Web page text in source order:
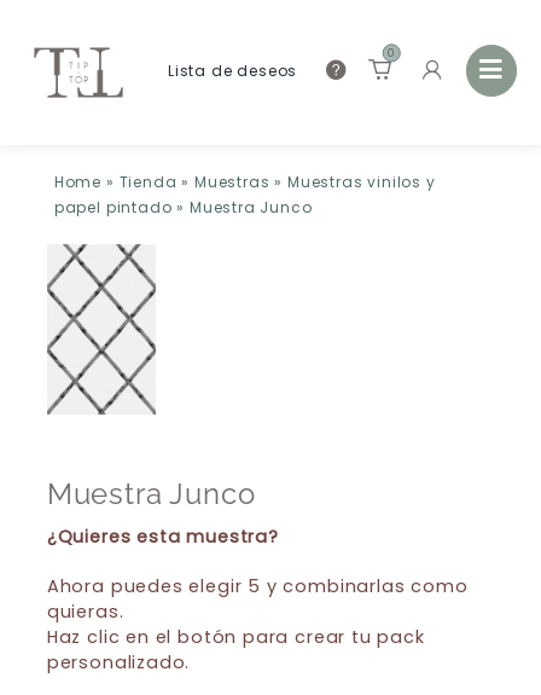
Lista de deseos
0
Home » Tienda » Muestras » Muestras vinilos y
papel pintado » Muestra Junco
Muestra Junco
¿Quieres esta muestra?
Ahora puedes elegir 5 y combinarlas como
quieras.
Haz clic en el botón para crear tu pack
personalizado.